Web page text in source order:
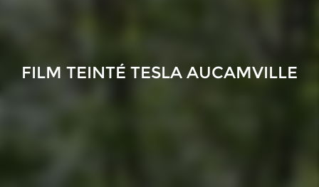
FILM TEINTÉ TESLA AUCAMVILLE